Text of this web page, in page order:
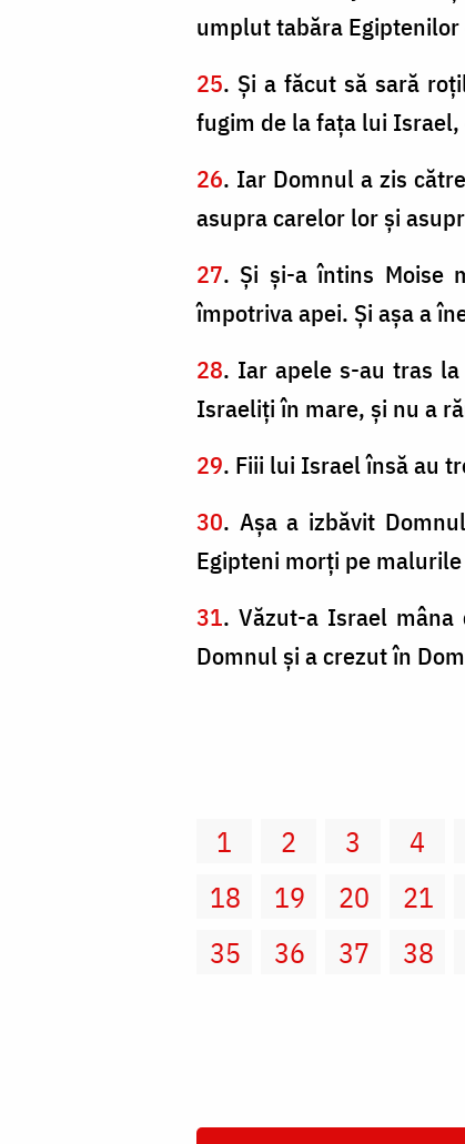
umplut tabăra Egiptenilor
25. Şi a făcut să sară
fugim de la faţa lui
26. Iar Domnul a zis
asupra carelor lor şi
27. Şi şi-a întins Moise
împotriva apei. Şi aşa a
28. Iar apele s-au tras
Israeliţi în mare, şi nu a
29. Fiii lui Israel însă au
30. Aşa a izbăvit
Egipteni morţi pe
31. Văzut-a Israel
Domnul şi a crezut în
1 2 3 4
18
19 20 21
35
36 37 38